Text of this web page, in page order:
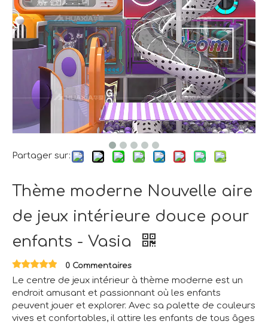
Partager sur:
Thème moderne Nouvelle aire
de jeux intérieure douce pour
enfants - Vasia
0 Commentaires
Le centre de jeux intérieur à thème moderne est un
endroit amusant et passionnant où les enfants
peuvent jouer et explorer. Avec sa palette de couleurs
vives et confortables, il attire les enfants de tous âges